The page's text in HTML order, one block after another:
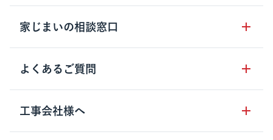
お客さまの声
空き家の処分を検討のお客様へ
解体工事に関わる法律
用語集
木造住宅の相場
鉄骨造住宅の相場
RC造住宅の相場
家じまいの相談窓口
家じまいの相談窓口
よくあるご質問
クラッソーネの利用方法
工事の進め方
工事会社様へ